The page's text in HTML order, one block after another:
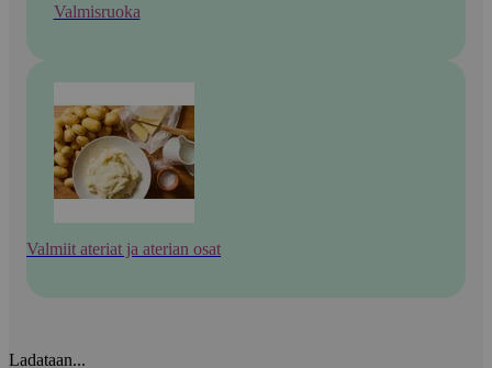
Valmisruoka
Valmiit ateriat ja aterian osat
Ladataan...